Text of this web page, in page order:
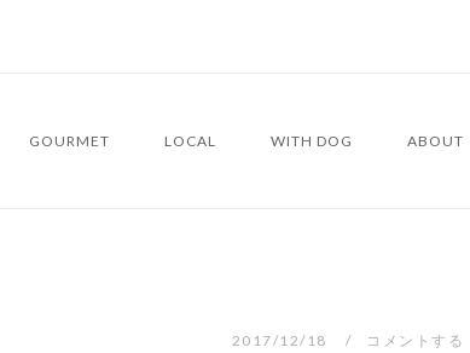
GOURMET LOCAL WITH DOG ABOUT
2017/12/18 コメントする